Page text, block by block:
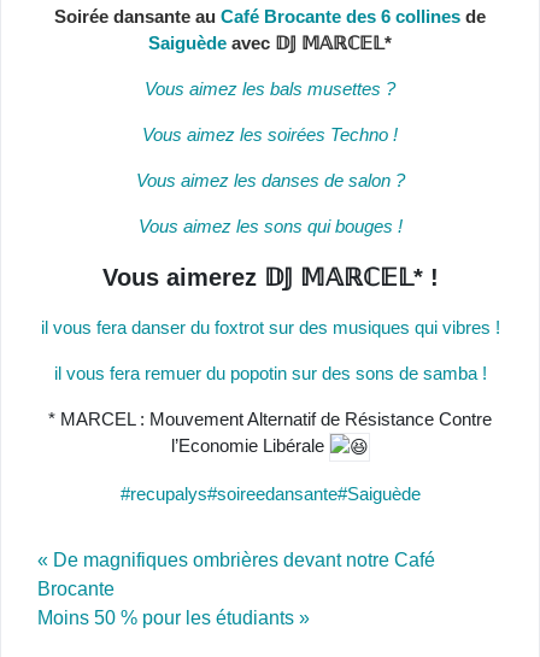
Soirée dansante au Café Brocante des 6 collines de
Saiguède avec 𝔻𝕁 𝕄𝔸ℝℂ𝔼𝕃*
Vous aimez les bals musettes ?
Vous aimez les soirées Techno !
Vous aimez les danses de salon ?
Vous aimez les sons qui bouges !
Vous aimerez 𝔻𝕁 𝕄𝔸ℝℂ𝔼𝕃* !
il vous fera danser du foxtrot sur des musiques qui vibres !
il vous fera remuer du popotin sur des sons de samba !
* MARCEL : Mouvement Alternatif de Résistance Contre
l’Economie Libérale
#recupalys#soireedansante#Saiguède
Post navigation
« De magnifiques ombrières devant notre Café
Brocante
Moins 50 % pour les étudiants »